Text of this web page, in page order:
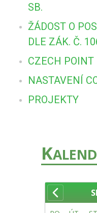
SB.
ŽÁDOST O
DLE ZÁK. Č.
CZECH POINT
NASTAVENÍ
PROJEKTY
K